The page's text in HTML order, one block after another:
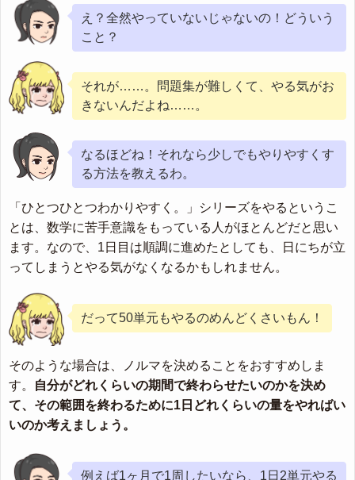
え？全然やっていないじゃないの！どういう
こと？
それが……。問題集が難しくて、やる気がお
きないんだよね……。
なるほどね！それなら少しでもやりやすくす
る方法を教えるわ。
「ひとつひとつわかりやすく。」シリーズをやるというこ
とは、数学に苦手意識をもっている人がほとんどだと思い
ます。なので、1日目は順調に進めたとしても、日にちが立
ってしまうとやる気がなくなるかもしれません。
だって50単元もやるのめんどくさいもん！
そのような場合は、ノルマを決めることをおすすめしま
す。
自分がどれくらいの期間で終わらせたいのかを決め
て、その範囲を終わるために1日どれくらいの量をやればい
いのか考えましょう。
例えば1ヶ月で1周したいなら、1日2単元やる